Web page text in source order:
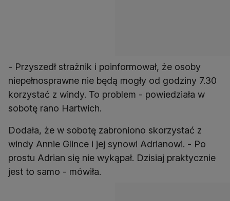
- Przyszedł strażnik i poinformował, że osoby
niepełnosprawne nie będą mogły od godziny 7.30
korzystać z windy. To problem - powiedziała w
sobotę rano Hartwich.
Dodała, że w sobotę zabroniono skorzystać z
windy Annie Glince i jej synowi Adrianowi. - Po
prostu Adrian się nie wykąpał. Dzisiaj praktycznie
jest to samo - mówiła.